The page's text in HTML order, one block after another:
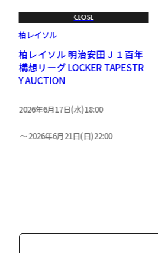
CLOSE
柏レイソル
柏レイソル 明治安田Ｊ１百年
構想リーグ LOCKER TAPESTR
Y AUCTION
2026年6月17日(水)18:00
2026年6月21日(日)22:00